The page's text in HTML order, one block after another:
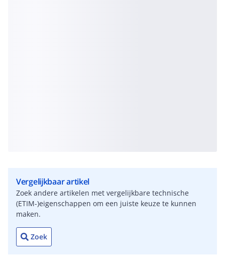
Vergelijkbaar artikel
Zoek andere artikelen met vergelijkbare technische
(ETIM-)eigenschappen om een juiste keuze te kunnen
maken.
Zoek